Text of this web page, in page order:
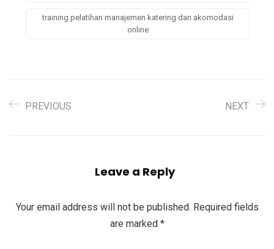
training pelatihan manajemen katering dan akomodasi
online
PREVIOUS NEXT
Leave a Reply
Your email address will not be published. Required fields
are marked *